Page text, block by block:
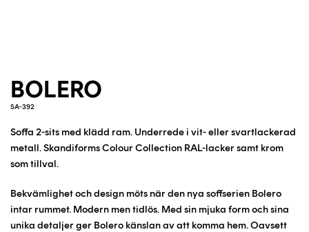
BOLERO
SA-392
Soffa 2-sits med klädd ram. Underrede i vit- eller svartlackerad
metall. Skandiforms Colour Collection RAL-lacker samt krom
som tillval.
Bekvämlighet och design möts när den nya soffserien Bolero
intar rummet. Modern men tidlös. Med sin mjuka form och sina
unika detaljer ger Bolero känslan av att komma hem. Oavsett